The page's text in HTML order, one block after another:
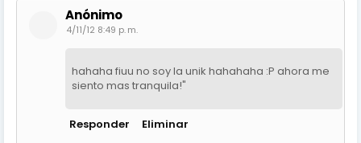
Anónimo
4/11/12 8:49 p. m.
hahaha fiuu no soy la unik hahahaha :P ahora me
siento mas tranquila!"
Responder Eliminar